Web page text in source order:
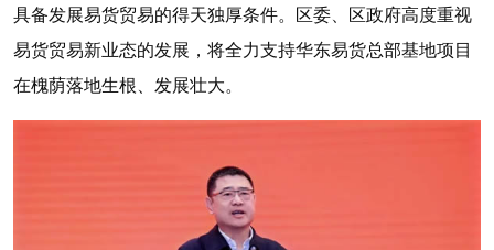
具备发展易货贸易的得天独厚条件。区委、区政府高度重视
易货贸易新业态的发展，将全力支持华东易货总部基地项目
在槐荫落地生根、发展壮大。